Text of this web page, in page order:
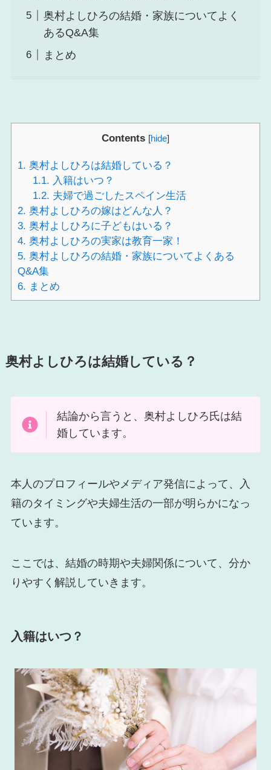
奥村よしひろの結婚・家族についてよく
あるQ&A集
まとめ
Contents [hide]
1. 奥村よしひろは結婚している？
1.1. 入籍はいつ？
1.2. 夫婦で過ごしたスペイン生活
2. 奥村よしひろの嫁はどんな人？
3. 奥村よしひろに子どもはいる？
4. 奥村よしひろの実家は教育一家！
5. 奥村よしひろの結婚・家族についてよくある
Q&A集
6. まとめ
奥村よしひろは結婚している？
結論から言うと、奥村よしひろ氏は結
婚しています。
本人のプロフィールやメディア発信によって、入
籍のタイミングや夫婦生活の一部が明らかになっ
ています。
ここでは、結婚の時期や夫婦関係について、分か
りやすく解説していきます。
入籍はいつ？